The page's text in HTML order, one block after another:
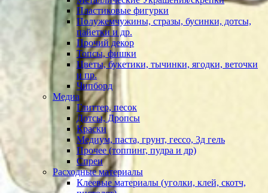
Пластиковые фигурки
Полужемчужины, стразы, бусинки, дотсы,
пайетки и др.
Прочий декор
Топсы, фишки
Цветы, букетики, тычинки, ягодки, веточки
и пр.
Чипборд
Медиа
Глиттер, песок
Дотсы, Дропсы
Краски
Медиум, паста, грунт, гессо, 3д гель
Прочее (топпинг, пудра и др)
Спреи
Расходные материалы
Клеевые материалы (уголки, клей, скотч,